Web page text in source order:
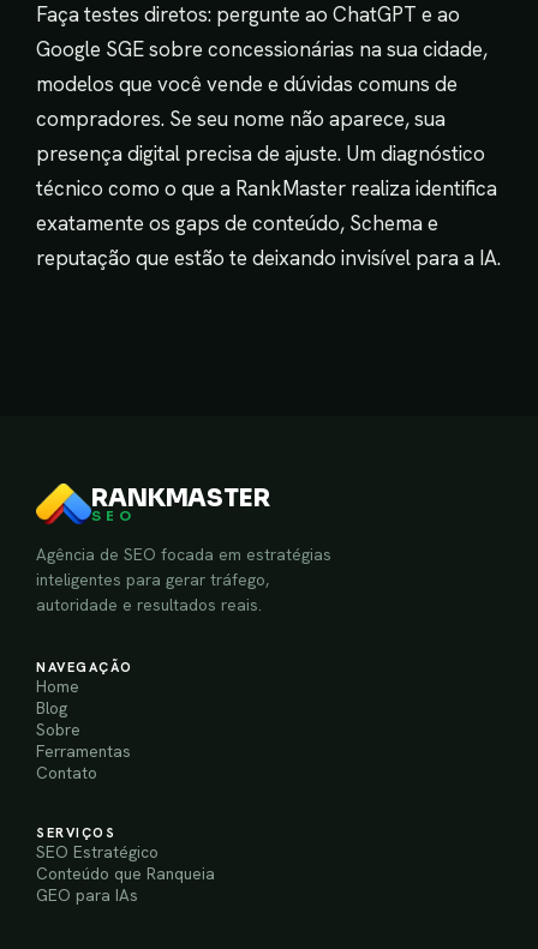
Faça testes diretos: pergunte ao ChatGPT e ao
Google SGE sobre concessionárias na sua cidade,
modelos que você vende e dúvidas comuns de
compradores. Se seu nome não aparece, sua
presença digital precisa de ajuste. Um diagnóstico
técnico como o que a RankMaster realiza identifica
exatamente os gaps de conteúdo, Schema e
reputação que estão te deixando invisível para a IA.
RANKMASTER
SEO
Agência de SEO focada em estratégias
inteligentes para gerar tráfego,
autoridade e resultados reais.
NAVEGAÇÃO
Home
Blog
Sobre
Ferramentas
Contato
SERVIÇOS
SEO Estratégico
Conteúdo que Ranqueia
GEO para IAs